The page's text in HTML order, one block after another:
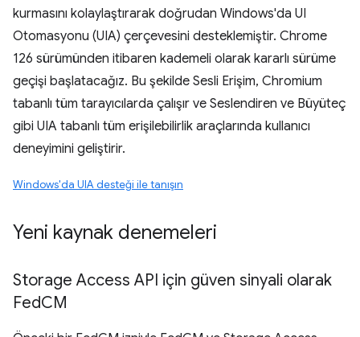
kurmasını kolaylaştırarak doğrudan Windows'da UI
Otomasyonu (UIA) çerçevesini desteklemiştir. Chrome
126 sürümünden itibaren kademeli olarak kararlı sürüme
geçişi başlatacağız. Bu şekilde Sesli Erişim, Chromium
tabanlı tüm tarayıcılarda çalışır ve Seslendiren ve Büyüteç
gibi UIA tabanlı tüm erişilebilirlik araçlarında kullanıcı
deneyimini geliştirir.
Windows'da UIA desteği ile tanışın
Yeni kaynak denemeleri
Storage Access API için güven sinyali olarak
FedCM